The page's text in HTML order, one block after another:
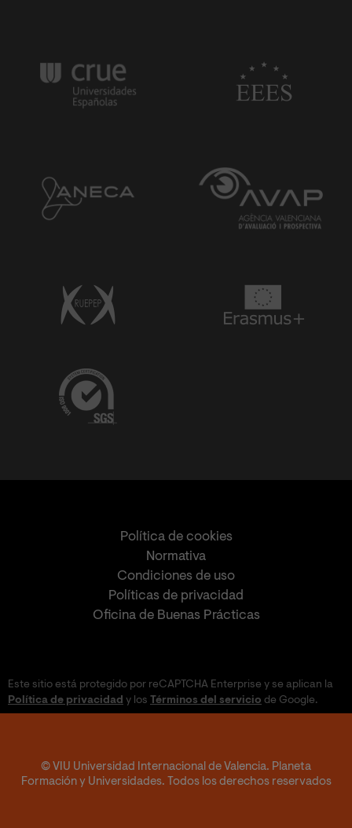
Política de cookies
Normativa
Condiciones de uso
Políticas de privacidad
Oficina de Buenas Prácticas
Este sitio está protegido por reCAPTCHA Enterprise y se aplican la
Política de privacidad y los Términos del servicio de Google.
© VIU Universidad Internacional de Valencia. Planeta
Formación y Universidades. Todos los derechos reservados